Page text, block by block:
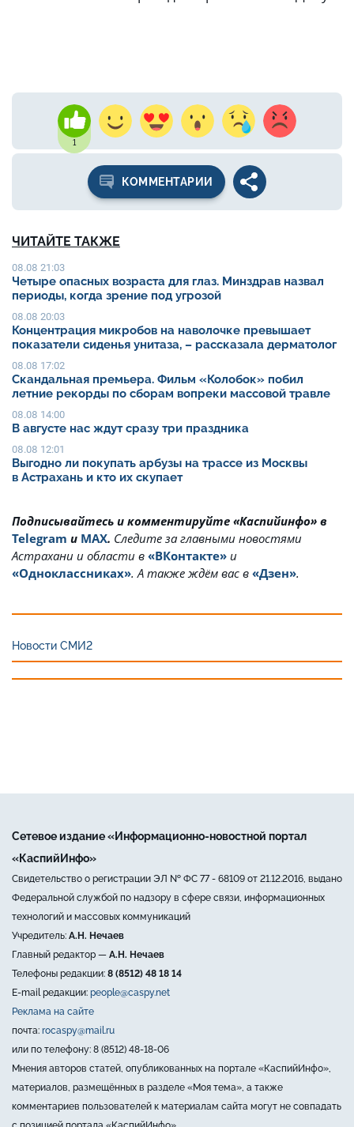
1
КОММЕНТАРИИ
ЧИТАЙТЕ ТАКЖЕ
08.08 21:03
Четыре опасных возраста для глаз. Минздрав назвал
периоды, когда зрение под угрозой
08.08 20:03
Концентрация микробов на наволочке превышает
показатели сиденья унитаза, – рассказала дерматолог
08.08 17:02
Скандальная премьера. Фильм «Колобок» побил
летние рекорды по сборам вопреки массовой травле
08.08 14:00
В августе нас ждут сразу три праздника
08.08 12:01
Выгодно ли покупать арбузы на трассе из Москвы
в Астрахань и кто их скупает
Подписывайтесь и комментируйте «Каспийинфо» в
Telegram и MAX. Cледите за главными новостями
Астрахани и области в «ВКонтакте» и
«Одноклассниках». А также ждём вас в «Дзен».
Новости СМИ2
Сетевое издание «Информационно-новостной портал
«КаспийИнфо»
Свидетельство о регистрации ЭЛ № ФС 77 - 68109 от 21.12.2016, выдано
Федеральной службой по надзору в сфере связи, информационных
технологий и массовых коммуникаций
Учредитель: А.Н. Нечаев
Главный редактор — А.Н. Нечаев
Телефоны редакции: 8 (8512) 48 18 14
E-mail редакции: people@caspy.net
Реклама на сайте
почта: rocaspy@mail.ru
или по телефону: 8 (8512) 48-18-06
Мнения авторов статей, опубликованных на портале «КаспийИнфо»,
материалов, размещённых в разделе «Моя тема», а также
комментариев пользователей к материалам сайта могут не совпадать